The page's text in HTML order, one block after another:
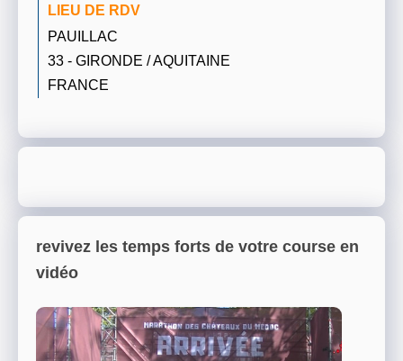
LIEU DE RDV
PAUILLAC
33 - GIRONDE / AQUITAINE
FRANCE
revivez les temps forts de votre course en
vidéo